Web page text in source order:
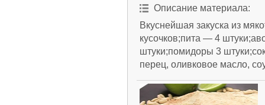
Описание материала:
Вкуснейшая закуска из
кусочков;пита — 4
штуки;помидоры 3
перец, оливковое масло,